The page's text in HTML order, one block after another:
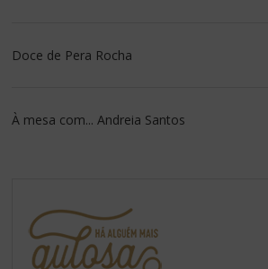
Doce de Pera Rocha
À mesa com... Andreia Santos